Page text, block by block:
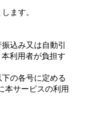
ます。
込み⼜は⾃動引
利⽤者が負担す
の各号に定める
本サービスの利⽤